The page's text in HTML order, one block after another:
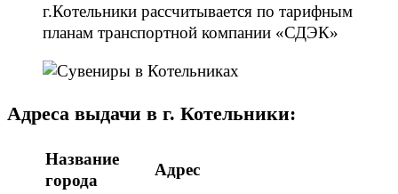
г.Котельники рассчитывается по тарифным
планам транспортной компании «СДЭК»
Адреса выдачи в г. Котельники:
Название
города
Адрес